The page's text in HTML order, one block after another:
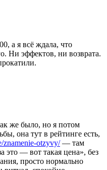
а я всё ждала, что
Ни эффектов, ни возврата.
же было, но я потом
она тут в рейтинге есть,
znamenie-otzyvy/— там
это — вот такая цена», без
просто нормально